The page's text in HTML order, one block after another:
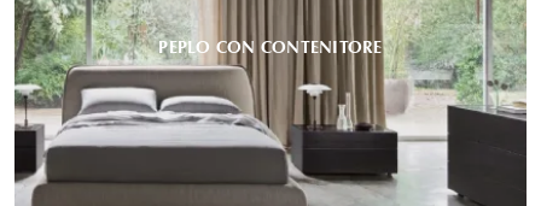
PEPLO CON CONTENITORE